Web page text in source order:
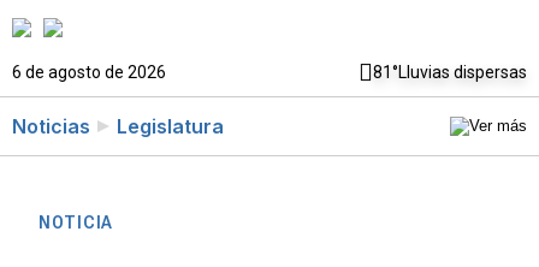
6 de agosto de 2026 81°Lluvias dispersas
Noticias Legislatura
NOTICIA